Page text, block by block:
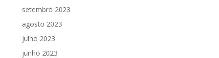
setembro 2023
agosto 2023
julho 2023
junho 2023